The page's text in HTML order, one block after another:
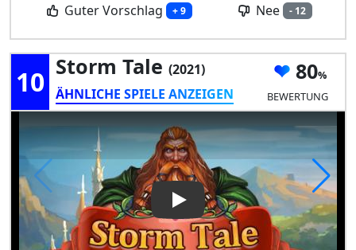
Guter Vorschlag + 9 Nee - 12
10 Storm Tale (2021)
ÄHNLICHE SPIELE ANZEIGEN
80
BEWERTUNG
Play Video: Storm Tale